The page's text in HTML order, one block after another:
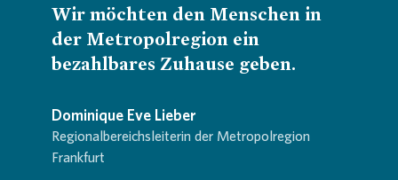
Wir möchten den Menschen in
der Metropolregion ein
bezahlbares Zuhause geben.
Dominique Eve Lieber
Regionalbereichsleiterin der Metropolregion
Frankfurt